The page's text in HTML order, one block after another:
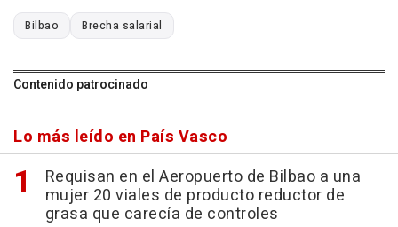
Bilbao Brecha salarial
Contenido patrocinado
Lo más leído en País Vasco
Requisan en el Aeropuerto de Bilbao a una
mujer 20 viales de producto reductor de
grasa que carecía de controles